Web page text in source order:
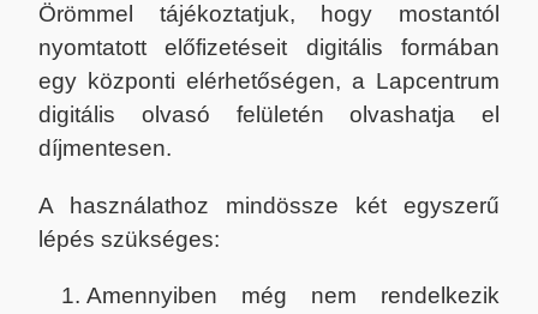
Örömmel tájékoztatjuk, hogy mostantól
nyomtatott előfizetéseit digitális formában
egy központi elérhetőségen, a Lapcentrum
digitális olvasó felületén olvashatja el
díjmentesen.
A használathoz mindössze két egyszerű
lépés szükséges:
Amennyiben még nem rendelkezik